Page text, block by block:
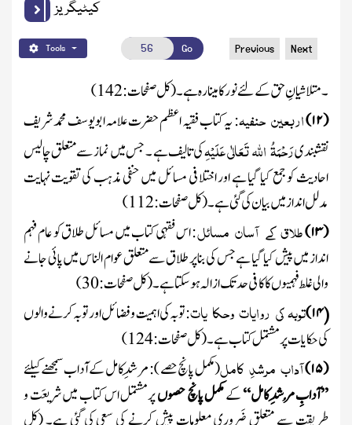
کیٹیگریز
Tools Go Previous Next
۔ متلاشیانِ حق کے لئے نور کا مینارہ ہے ۔(کل صفحات :142
)
(۱۲)اربعینحنفیہ:یہ کتاب فقیہ اعظم حضرت علامہ ابویوسف محمد شریف
نقشبندیرَحْمَۃُ اللہ تَعَالٰی عَلَیْہِکی تالیف ہے ۔ جس میں نماز سے متعلق چالیس
احادیث کو جمع کیا گیا ہے اور اختلافی مسائل میں حنفی مذہب کی تقویت نہایت
مدلل انداز میں بیان کی گئی ہے ۔(کل صفحات :112
)
(۱۳)طلاقکےآسان مسائل: اس فقہی کتاب میں مسائل طلاق کو عام فہم
انداز میں پیش کیا گیا ہے جس کی بنا پر طلاق سے متعلق عوام الناس میں پائی جانے
والی غلط فہمیوں کا کافی حد تک ازالہ ہوسکتاہے ۔(کل صفحات :
( ۱۴ )توبہکی روایاتوحکایات: توبہ کی اہمیت وفضائل اور توبہ کرنے والوں
کی حکایات پر مشتمل کتاب ہے۔(کل صفحات :124
)
(۱۵)آدابمرشدِکامل(مکمل پانچ حصے ) : مرشِدِ کامل کے آداب سمجھنے کیلئے
’’آدابِ مُرشِدِ کامل‘‘کےمکمل پانچ حصوںپرمشتمل اس کتاب میں شریعَت و